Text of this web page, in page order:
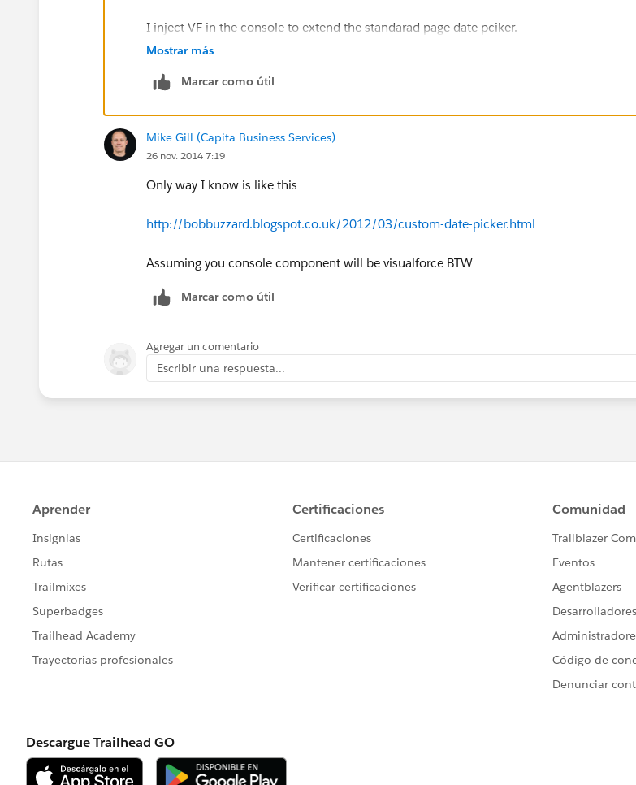
I inject VF in the console to extend the standarad page date pciker.
Mostrar más
Marcar como útil
Mike Gill (Capita Business Services)
26 nov. 2014 7:19
Only way I know is like this
http://bobbuzzard.blogspot.co.uk/2012/03/custom-date-picker.html
Assuming you console component will be visualforce BTW
Marcar como útil
Agregar un comentario
Escribir una respuesta...